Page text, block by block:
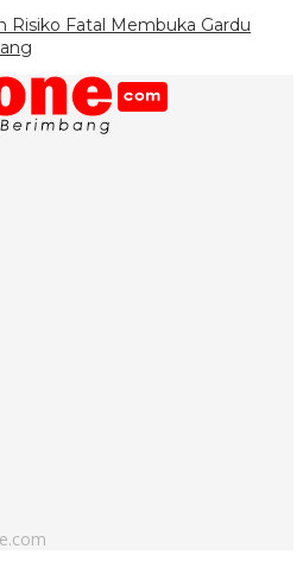
Risiko Fatal Membuka Gardu